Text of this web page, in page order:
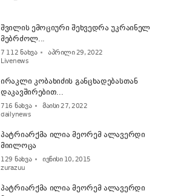
შვილის ემოციური შეხვედრა უკრაინელ
მებრძოლ...
7 112 ნახვა
აპრილი 29, 2022
Livenews
ირაკლი კობახიძის განცხადებასთან
დაკავშირებით...
716 ნახვა
მაისი 27, 2022
dailynews
პატრიარქმა ილია მეორემ ალავერდი
მიილოცა
129 ნახვა
ივნისი 10, 2015
zurazuu
პატრიარქმა ილია მეორემ ალავერდი